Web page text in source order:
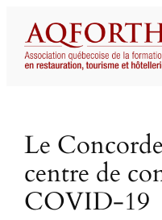
contenu
Le
centre de
COVID-19